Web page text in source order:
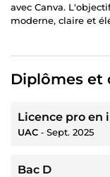
avec Canva.
moderne, claire et
Diplômes et
Licence pro en
UAC ‐ Sept. 2025
Bac D